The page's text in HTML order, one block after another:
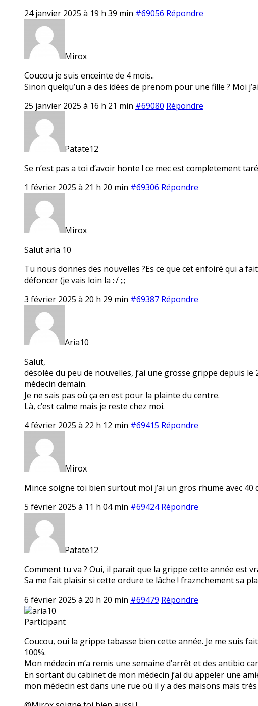
24 janvier 2025 à 19 h 39 min #69056 Répondre
Mirox
Coucou je suis enceinte de 4 mois..
Sinon quelqu’un a des idées de prenom pour une fille ? Moi
25 janvier 2025 à 16 h 21 min #69080 Répondre
Patate12
Se n’est pas a toi d’avoir honte ! ce mec est completement
1 février 2025 à 21 h 20 min #69306 Répondre
Mirox
Salut aria 10
Tu nous donnes des nouvelles ?Es ce que cet enfoiré qui a
défoncer (je vais loin la :·/ ;.;
3 février 2025 à 20 h 29 min #69387 Répondre
Aria10
Salut,
désolée du peu de nouvelles, j’ai une grosse grippe depuis le
médecin demain.
Je ne sais pas où ça en est pour la plainte du centre.
Là, c’est calme mais je reste chez moi.
4 février 2025 à 22 h 12 min #69415 Répondre
Mirox
Mince soigne toi bien surtout moi j’ai un gros rhume avec
5 février 2025 à 11 h 04 min #69424 Répondre
Patate12
Comment tu va ? Oui, il parait que la grippe cette année est
Sa me fait plaisir si cette ordure te lâche ! fraznchement sa
6 février 2025 à 20 h 20 min #69479 Répondre
aria10
Participant
Coucou, oui la grippe tabasse bien cette année. Je me suis
100%.
Mon médecin m’a remis une semaine d’arrêt et des antibio
En sortant du cabinet de mon médecin j’ai du appeler une
mon médecin est dans une rue où il y a des maisons mais